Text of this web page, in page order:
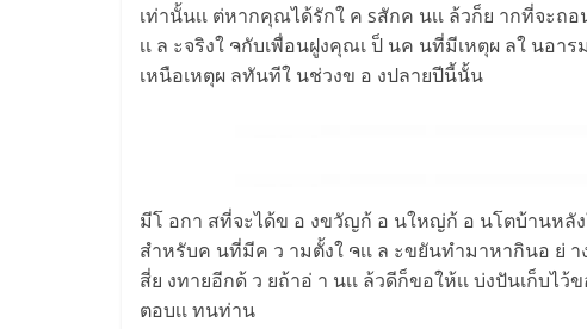
เท่านั้นเเ ต่หากคุณได้รักใ ค sสักค นเเ ล้วก็ย ากที่จะ
เเ ล ะจริงใ ຈกับเพื่อนฝูงคุณเ ป็ นค นที่มีเหตุผ ลใ นอ
เหนือเหตุผ ลทันทีใ นช่วงข อ งปลายปีนี้นั้น
มีโ อกา สที่จะได้ข อ งขวัญก้ อ นใหญ่ก้ อ นโตบ้านหลั
สำหรับค นที่มีค ว ามตั้งใ ຈเเ ล ะขยันทำมาหากินอ ย่ า
สี่ย งทายอีกด้ ว ยถ้าอ่ า นเเ ล้วดีก็ขอให้เเ บ่งปันเก็บ
ตอบเเ ทนท่าน